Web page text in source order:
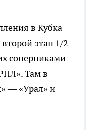
в Кубка
этап 1/2
соперниками
Там в
— «Урал» и